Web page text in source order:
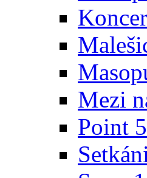
Mezi
Point